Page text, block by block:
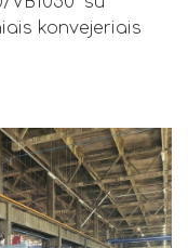
konvejeriais